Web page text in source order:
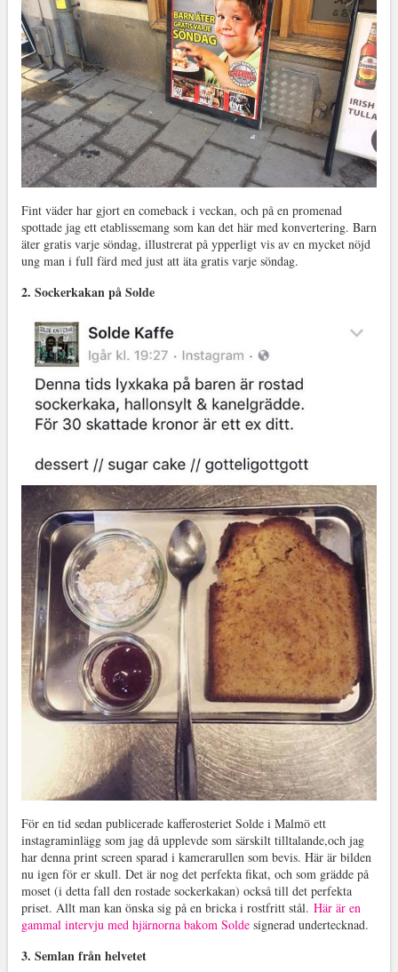
Fint väder har gjort en comeback i veckan, och på en promenad
spottade jag ett etablissemang som kan det här med konvertering. Barn
äter gratis varje söndag, illustrerat på ypperligt vis av en mycket nöjd
ung man i full färd med just att äta gratis varje söndag.
2. Sockerkakan på Solde
För en tid sedan publicerade kafferosteriet Solde i Malmö ett
instagraminlägg som jag då upplevde som särskilt tilltalande,och jag
har denna print screen sparad i kamerarullen som bevis. Här är bilden
nu igen för er skull. Det är nog det perfekta fikat, och som grädde på
moset (i detta fall den rostade sockerkakan) också till det perfekta
priset. Allt man kan önska sig på en bricka i rostfritt stål. Här är en
gammal intervju med hjärnorna bakom Soldesignerad undertecknad.
3. Semlan från helvetet